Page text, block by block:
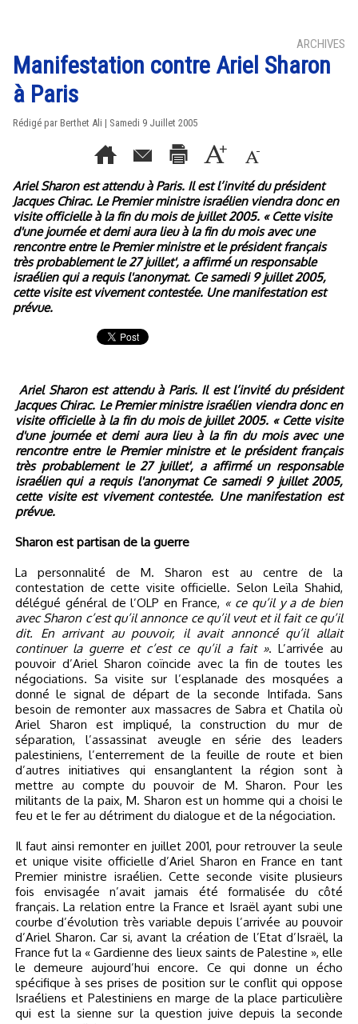
ARCHIVES
Manifestation contre Ariel Sharon
à Paris
Rédigé par Berthet Ali | Samedi 9 Juillet 2005
Ariel Sharon est attendu à Paris. Il est l’invité du président
Jacques Chirac. Le Premier ministre israélien viendra donc en
visite officielle à la fin du mois de juillet 2005. « Cette visite
d'une journée et demi aura lieu à la fin du mois avec une
rencontre entre le Premier ministre et le président français
très probablement le 27 juillet', a affirmé un responsable
israélien qui a requis l'anonymat. Ce samedi 9 juillet 2005,
cette visite est vivement contestée. Une manifestation est
prévue.
Ariel Sharon est attendu à Paris. Il est l’invité du président
Jacques Chirac. Le Premier ministre israélien viendra donc en
visite officielle à la fin du mois de juillet 2005. « Cette visite
d'une journée et demi aura lieu à la fin du mois avec une
rencontre entre le Premier ministre et le président français
très probablement le 27 juillet', a affirmé un responsable
israélien qui a requis l'anonymat Ce samedi 9 juillet 2005,
cette visite est vivement contestée. Une manifestation est
prévue.
Sharon est partisan de la guerre
La personnalité de M. Sharon est au centre de la
contestation de cette visite officielle. Selon Leïla Shahid,
délégué général de l’OLP en France, « ce qu’il y a de bien
avec Sharon c’est qu’il annonce ce qu’il veut et il fait ce qu’il
dit. En arrivant au pouvoir, il avait annoncé qu’il allait
continuer la guerre et c’est ce qu’il a fait ». L’arrivée au
pouvoir d’Ariel Sharon coïncide avec la fin de toutes les
négociations. Sa visite sur l’esplanade des mosquées a
donné le signal de départ de la seconde Intifada. Sans
besoin de remonter aux massacres de Sabra et Chatila où
Ariel Sharon est impliqué, la construction du mur de
séparation, l’assassinat aveugle en série des leaders
palestiniens, l’enterrement de la feuille de route et bien
d’autres initiatives qui ensanglantent la région sont à
mettre au compte du pouvoir de M. Sharon. Pour les
militants de la paix, M. Sharon est un homme qui a choisi le
feu et le fer au détriment du dialogue et de la négociation.
Il faut ainsi remonter en juillet 2001, pour retrouver la seule
et unique visite officielle d’Ariel Sharon en France en tant
Premier ministre israélien. Cette seconde visite plusieurs
fois envisagée n’avait jamais été formalisée du côté
français. La relation entre la France et Israël ayant subi une
courbe d’évolution très variable depuis l’arrivée au pouvoir
d’Ariel Sharon. Car si, avant la création de l’Etat d’Israël, la
France fut la « Gardienne des lieux saints de Palestine », elle
le demeure aujourd’hui encore. Ce qui donne un écho
spécifique à ses prises de position sur le conflit qui oppose
Israéliens et Palestiniens en marge de la place particulière
qui est la sienne sur la question juive depuis la seconde